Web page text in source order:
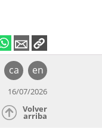
ca en
16/07/2026
Volver
arriba